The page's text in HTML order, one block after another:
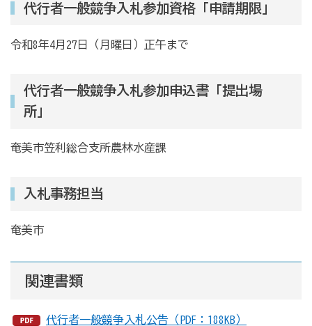
代行者一般競争入札参加資格「申請期限」
令和8年4月27日（月曜日）正午まで
代行者一般競争入札参加申込書「提出場
所」
奄美市笠利総合支所農林水産課
入札事務担当
奄美市
関連書類
代行者一般競争入札公告（PDF：188KB）